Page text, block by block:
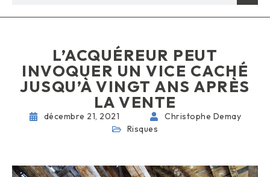
L’ACQUÉREUR PEUT
INVOQUER UN VICE CACHÉ
JUSQU’À VINGT ANS APRÈS
LA VENTE
décembre 21, 2021
Christophe Demay
Risques